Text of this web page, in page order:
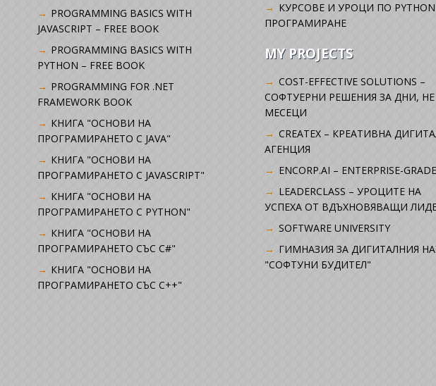
PROGRAMMING BASICS WITH
JAVASCRIPT – FREE BOOK
PROGRAMMING BASICS WITH
PYTHON – FREE BOOK
PROGRAMMING FOR .NET
FRAMEWORK BOOK
КНИГА "ОСНОВИ НА
ПРОГРАМИРАНЕТО С JAVA"
КНИГА "ОСНОВИ НА
ПРОГРАМИРАНЕТО С JAVASCRIPT"
КНИГА "ОСНОВИ НА
ПРОГРАМИРАНЕТО С PYTHON"
КНИГА "ОСНОВИ НА
ПРОГРАМИРАНЕТО СЪС C#"
КНИГА "ОСНОВИ НА
ПРОГРАМИРАНЕТО СЪС C++"
КУРСОВЕ И УРОЦИ ПО PYTHON
ПРОГРАМИРАНЕ
MY PROJECTS
COST-EFFECTIVE SOLUTIONS –
СОФТУЕРНИ РЕШЕНИЯ ЗА ДНИ, НЕ
МЕСЕЦИ
CREATEX – КРЕАТИВНА
АГЕНЦИЯ
ENCORP.AI – ENTERPRISE-
LEADERCLASS – УРОЦИТЕ НА
УСПЕХА ОТ ВДЪХНОВЯВАЩИ
SOFTWARE UNIVERSITY
ГИМНАЗИЯ ЗА ДИГИТАЛНИЯ
"СОФТУНИ БУДИТЕЛ"